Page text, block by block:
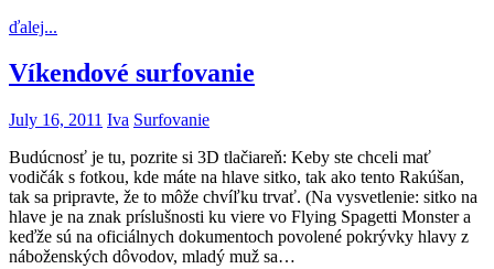
ďalej...
Víkendové surfovanie
July 16, 2011 Iva Surfovanie
Budúcnosť je tu, pozrite si 3D tlačiareň: Keby ste chceli mať
vodičák s fotkou, kde máte na hlave sitko, tak ako tento Rakúšan,
tak sa pripravte, že to môže chvíľku trvať. (Na vysvetlenie: sitko na
hlave je na znak príslušnosti ku viere vo Flying Spagetti Monster a
keďže sú na oficiálnych dokumentoch povolené pokrývky hlavy z
náboženských dôvodov, mladý muž sa…